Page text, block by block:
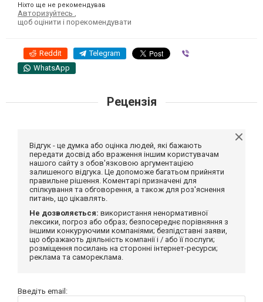
Ніхто ще не рекомендував
Авторизуйтесь
щоб оцінити і порекомендувати
Reddit Telegram
WhatsApp
Рецензія
Відгук - це думка або оцінка людей, які бажають
передати досвід або враження іншим користувачам
нашого сайту з обов'язковою аргументацією
залишеного відгука. Це допоможе багатьом прийняти
правильне рішення. Коментарі призначені для
спілкування та обговорення, а також для роз'яснення
питань, що цікавлять.
Не дозволяється: використання ненормативної
лексики, погроз або образ; безпосереднє порівняння з
іншими конкуруючими компаніями; безпідставні заяви,
що ображають діяльність компанії і / або її послуги;
розміщення посилань на сторонні інтернет-ресурси;
реклама та самореклама.
Введіть email: